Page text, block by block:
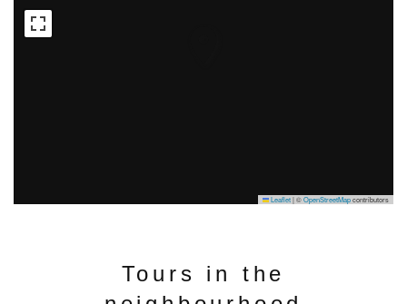
Leaflet|©OpenStreetMapcontributors
Tours in the